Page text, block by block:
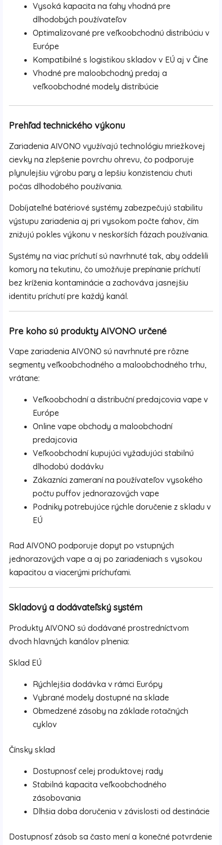
Vysoká kapacita na ťahy vhodná pre
dlhodobých používateľov
Optimalizované pre veľkoobchodnú distribúciu v
Európe
Kompatibilné s logistikou skladov v EÚ aj v Číne
Vhodné pre maloobchodný predaj a
veľkoobchodné modely distribúcie
Prehľad technického výkonu
Zariadenia AIVONO využívajú technológiu mriežkovej
cievky na zlepšenie povrchu ohrevu, čo podporuje
plynulejšiu výrobu pary a lepšiu konzistenciu chuti
počas dlhodobého používania.
Dobíjateľné batériové systémy zabezpečujú stabilitu
výstupu zariadenia aj pri vysokom počte ťahov, čím
znižujú pokles výkonu v neskorších fázach používania.
Systémy na viac príchutí sú navrhnuté tak, aby oddelili
komory na tekutinu, čo umožňuje prepínanie príchutí
bez kríženia kontaminácie a zachováva jasnejšiu
identitu príchutí pre každý kanál.
Pre koho sú produkty AIVONO určené
Vape zariadenia AIVONO sú navrhnuté pre rôzne
segmenty veľkoobchodného a maloobchodného trhu,
vrátane:
Veľkoobchodní a distribuční predajcovia vape v
Európe
Online vape obchody a maloobchodní
predajcovia
Veľkoobchodní kupujúci vyžadujúci stabilnú
dlhodobú dodávku
Zákazníci zameraní na používateľov vysokého
počtu puffov jednorazových vape
Podniky potrebujúce rýchle doručenie z skladu v
EÚ
Rad AIVONO podporuje dopyt po vstupných
jednorazových vape a aj po zariadeniach s vysokou
kapacitou a viacerými príchuťami.
Skladový a dodávateľský systém
Produkty AIVONO sú dodávané prostredníctvom
dvoch hlavných kanálov plnenia:
Sklad EÚ
Rýchlejšia dodávka v rámci Európy
Vybrané modely dostupné na sklade
Obmedzené zásoby na základe rotačných
cyklov
Čínsky sklad
Dostupnosť celej produktovej rady
Stabilná kapacita veľkoobchodného
zásobovania
Dlhšia doba doručenia v závislosti od destinácie
Dostupnosť zásob sa často mení a konečné potvrdenie